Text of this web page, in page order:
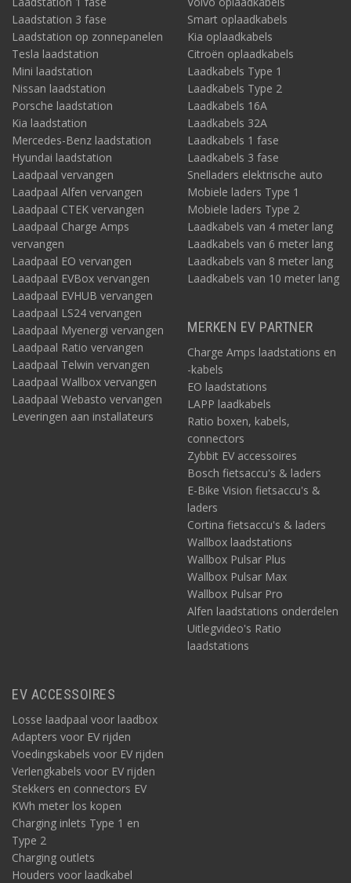
Laadstation 3 fase
Laadstation op zonnepanelen
Tesla laadstation
Mini laadstation
Nissan laadstation
Porsche laadstation
Kia laadstation
Mercedes-Benz laadstation
Hyundai laadstation
Laadpaal vervangen
Laadpaal Alfen vervangen
Laadpaal CTEK vervangen
Laadpaal Charge Amps
vervangen
Laadpaal EO vervangen
Laadpaal EVBox vervangen
Laadpaal EVHUB vervangen
Laadpaal LS24 vervangen
Laadpaal Myenergi vervangen
Laadpaal Ratio vervangen
Laadpaal Telwin vervangen
Laadpaal Wallbox vervangen
Laadpaal Webasto vervangen
Leveringen aan installateurs
Smart oplaadkabels
Kia oplaadkabels
Citroën oplaadkabels
Laadkabels Type 1
Laadkabels Type 2
Laadkabels 16A
Laadkabels 32A
Laadkabels 1 fase
Laadkabels 3 fase
Snelladers elektrische auto
Mobiele laders Type 1
Mobiele laders Type 2
Laadkabels van 4 meter lang
Laadkabels van 6 meter lang
Laadkabels van 8 meter lang
Laadkabels van 10 meter lang
MERKEN EV PARTNER
Charge Amps laadstations en
-kabels
EO laadstations
LAPP laadkabels
Ratio boxen, kabels,
connectors
Zybbit EV accessoires
Bosch fietsaccu's & laders
E-Bike Vision fietsaccu's &
laders
Cortina fietsaccu's & laders
Wallbox laadstations
Wallbox Pulsar Plus
Wallbox Pulsar Max
Wallbox Pulsar Pro
Alfen laadstations onderdelen
Uitlegvideo's Ratio
laadstations
EV ACCESSOIRES
Losse laadpaal voor laadbox
Adapters voor EV rijden
Voedingskabels voor EV rijden
Verlengkabels voor EV rijden
Stekkers en connectors EV
KWh meter los kopen
Charging inlets Type 1 en
Type 2
Charging outlets
Houders voor laadkabel